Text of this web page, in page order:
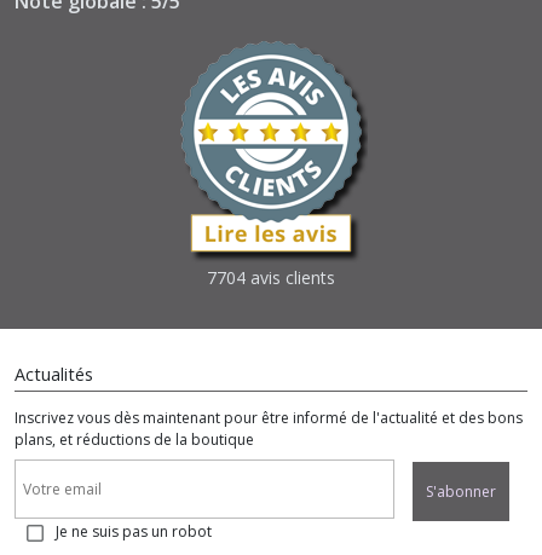
7704 avis clients
Actualités
Inscrivez vous dès maintenant pour être informé de l'actualité et des bons
plans, et réductions de la boutique
S'abonner
Je ne suis pas un robot